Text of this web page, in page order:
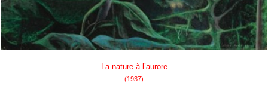
La nature à l’aurore
(1937)